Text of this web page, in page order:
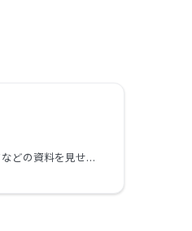
プレゼンテーションとは、発表者が他の参加者にスライドなどの資料を見せるために自分の画面を共有することを指します。